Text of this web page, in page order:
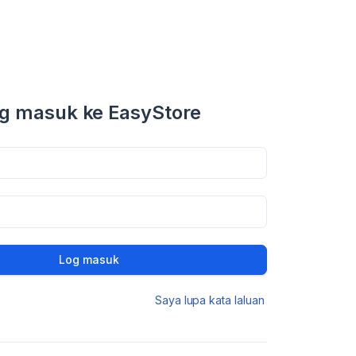
masuk ke EasyStore
Log masuk
Saya lupa kata laluan